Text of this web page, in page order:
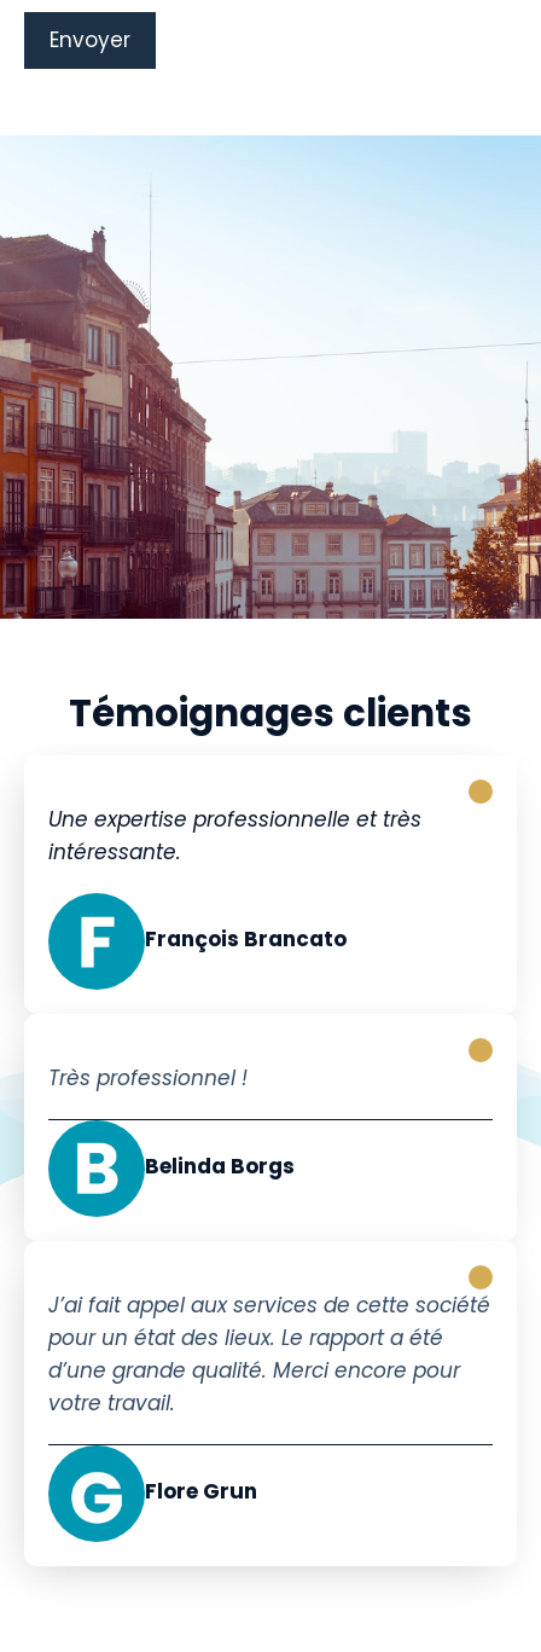
Témoignages clients
Une expertise professionnelle et très
intéressante.
François Brancato
Très professionnel !
Belinda Borgs
J’ai fait appel aux services de cette société
pour un état des lieux. Le rapport a été
d’une grande qualité. Merci encore pour
votre travail.
Flore Grun